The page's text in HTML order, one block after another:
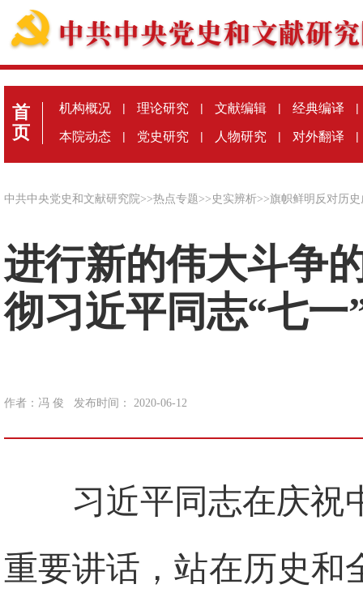
首
页
机构概况 | 理论研究 | 文献编辑 | 经典编译 |
本院动态 | 党史研究 | 人物研究 | 对外翻译 |
中共中央党史和文献研究院>>热点专题>> 史实辨析>>旗帜鲜明反对历
进行新的伟大斗争
彻习近平同志“七一
作者：冯 俊 发布时间： 2020-06-12
习近平同志在庆祝
重要讲话，站在历史和